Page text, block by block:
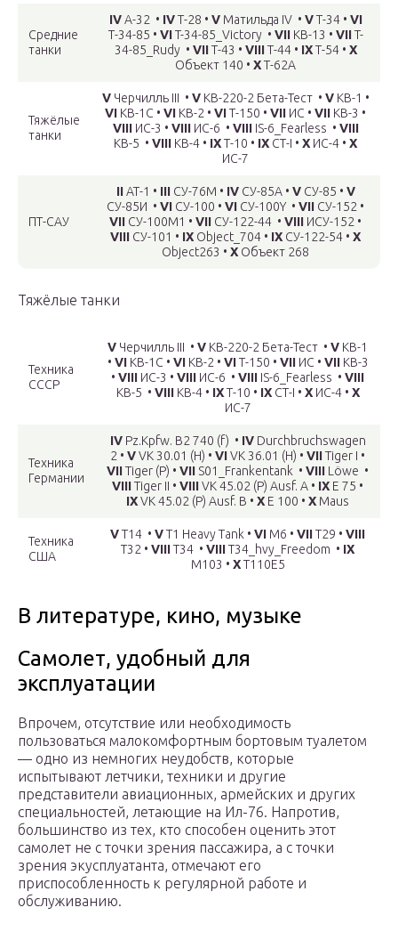
Средние
танки
IVА-32 • IVТ-28 • VМатильда IV • VТ-34 • VI
Т-34-85 • VIT-34-85_Victory • VIIКВ-13 • VIIT-
34-85_Rudy • VIIТ-43 • VIIIТ-44 • IXТ-54 • X
Объект 140 • XТ-62А
Тяжёлые
танки
VЧерчилль III • VКВ-220-2 Бета-Тест • VКВ-1 •
VI КВ-1С • VI КВ-2 • VIТ-150 • VII ИС • VII КВ-3 •
VIIIИС-3 • VIIIИС-6 • VIIIIS-6_Fearless • VIII
КВ-5 • VIII КВ-4 • IXТ-10 • IX СТ-I • X ИС-4 • X
ИС-7
ПТ-САУ
IIАТ-1 • IIIСУ-76М • IVСУ-85А • VСУ-85 • V
СУ-85И • VI СУ-100 • VI СУ-100Y • VII СУ-152 •
VII СУ-100М1 • VII СУ-122-44 • VIII ИСУ-152 •
VIII СУ-101 • IX Object_704 • IX СУ-122-54 • X
Object263 • X Объект 268
Тяжёлые танки
Техника
СССР
V Черчилль III • V КВ-220-2 Бета-Тест • V КВ-1
• VIКВ-1С • VIКВ-2 • VIТ-150 • VIIИС • VIIКВ-3
• VIII ИС-3 • VIII ИС-6 • VIII IS-6_Fearless • VIII
КВ-5 • VIIIКВ-4 • IXТ-10 • IXСТ-I • XИС-4 • X
ИС-7
Техника
Германии
IVPz.Kpfw. B2 740 (f) • IVDurchbruchswagen
2 • VVK 30.01 (H) • VIVK 36.01 (H) • VIITiger I •
VIITiger (P) • VII S01_Frankentank • VIII Löwe •
VIIITiger II • VIIIVK 45.02 (P) Ausf. A • IX E 75 •
IXVK 45.02 (P) Ausf. B • X E 100 • X Maus
Техника
США
VT14 • VT1 Heavy Tank • VI M6 • VIIT29 • VIII
T32 • VIIIT34 • VIIIT34_hvy_Freedom • IX
M103 • XT110E5
В литературе, кино, музыке
Самолет, удобный для
эксплуатации
Впрочем, отсутствие или необходимость
пользоваться малокомфортным бортовым туалетом
— одно из немногих неудобств, которые
испытывают летчики, техники и другие
представители авиационных, армейских и других
специальностей, летающие на Ил-76. Напротив,
большинство из тех, кто способен оценить этот
самолет не с точки зрения пассажира, а с точки
зрения экусплуатанта, отмечают его
приспособленность к регулярной работе и
обслуживанию.